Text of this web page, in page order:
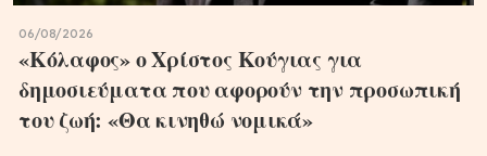
06/08/2026
«Κόλαφος» ο Χρίστος Κούγιας για
δημοσιεύματα που αφορούν την προσωπική
του ζωή: «Θα κινηθώ νομικά»